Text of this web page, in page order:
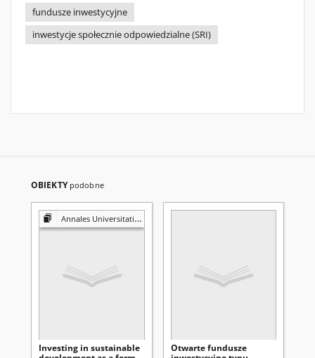
fundusze inwestycyjne
inwestycje społecznie odpowiedzialne (SRI)
OBIEKTY podobne
Annales Universitatis Mariae Curie-Skłodowska. Sectio H, Oeconomia
Investing in sustainable
Otwarte fundusze